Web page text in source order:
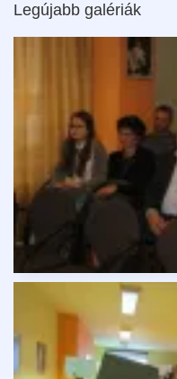
Legújabb galériák